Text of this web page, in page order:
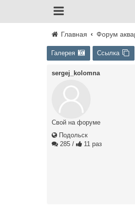
Главная Форум
Галерея Ссылка
sergej_kolomna
Свой на форуме
Подольск
285 / 11 раз